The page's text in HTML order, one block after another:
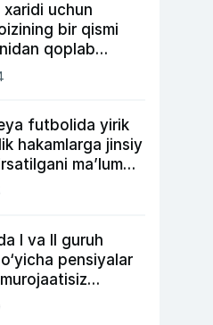
xaridi uchun
bir qismi
qoplab
futbolida yirik
hakamlarga jinsiy
ma’lum
I va II guruh
pensiyalar